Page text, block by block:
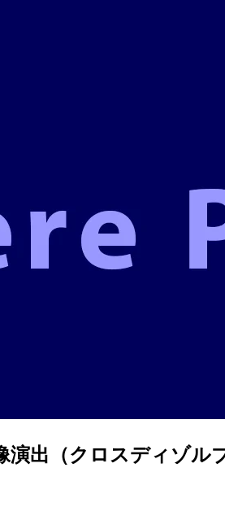
演出（クロスディゾル